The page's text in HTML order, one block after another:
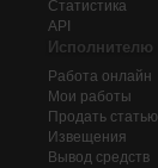
Статистика
API
Исполнителю
Работа онлайн
Мои работы
Продать статью
Извещения
Вывод средств